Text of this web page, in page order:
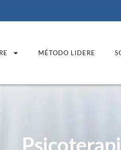
MÉTODO LIDERE